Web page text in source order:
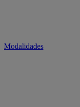
Modalidades